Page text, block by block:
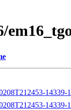
14339-
14339-